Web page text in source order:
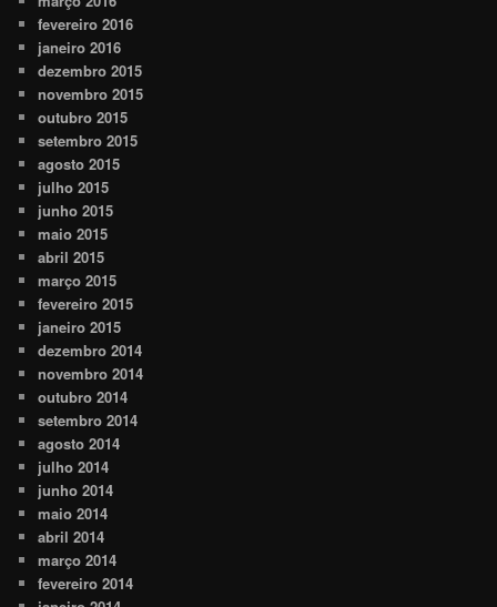
fevereiro 2016
janeiro 2016
dezembro 2015
novembro 2015
outubro 2015
setembro 2015
agosto 2015
julho 2015
junho 2015
maio 2015
abril 2015
março 2015
fevereiro 2015
janeiro 2015
dezembro 2014
novembro 2014
outubro 2014
setembro 2014
agosto 2014
julho 2014
junho 2014
maio 2014
abril 2014
março 2014
fevereiro 2014